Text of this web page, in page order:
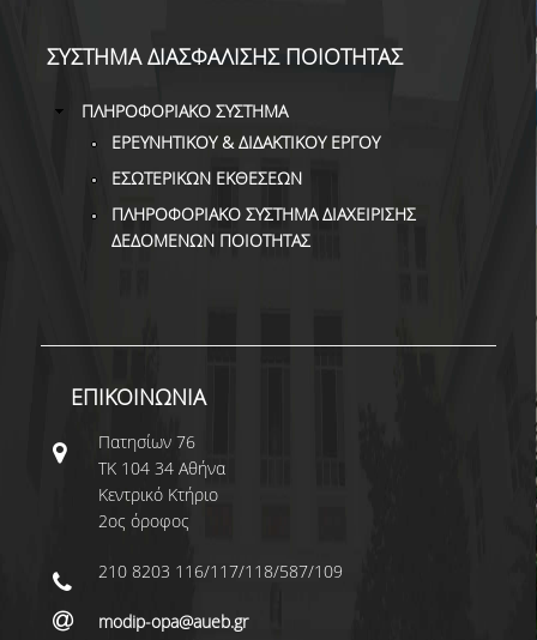
ΣΥΣΤΗΜΑ ΔΙΑΣΦΑΛΙΣΗΣ ΠΟΙΟΤΗΤΑΣ
ΠΛΗΡΟΦΟΡΙΑΚΟ ΣΥΣΤΗΜΑ
ΕΡΕΥΝΗΤΙΚΟΥ & ΔΙΔΑΚΤΙΚΟΥ ΕΡΓΟΥ
ΕΣΩΤΕΡΙΚΩΝ ΕΚΘΕΣΕΩΝ
ΠΛΗΡΟΦΟΡΙΑΚΟ ΣΥΣΤΗΜΑ ΔΙΑΧΕΙΡΙΣΗΣ
ΔΕΔΟΜΕΝΩΝ ΠΟΙΟΤΗΤΑΣ
ΕΠΙΚΟΙΝΩΝΙΑ
Πατησίων 76
ΤΚ 104 34 Αθήνα
Κεντρικό Κτήριο
2ος όροφος
210 8203 116/117/118/587/109
modip-opa@aueb.gr